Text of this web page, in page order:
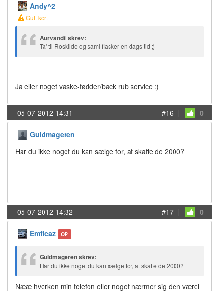
Andy^2
Gult kort
Aurvandil skrev:
Ta' til Roskilde og saml flasker en dags tid ;)
Ja eller noget vaske-fødder/back rub service :)
05-07-2012 14:31 #16 | 0
Guldmageren
Har du ikke noget du kan sælge for, at skaffe de 2000?
05-07-2012 14:32 #17 | 0
Emficaz OP
Guldmageren skrev:
Har du ikke noget du kan sælge for, at skaffe de 2000?
Nææ hverken min telefon eller noget nærmer sig den værdi